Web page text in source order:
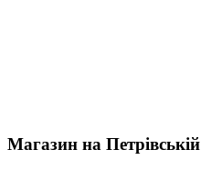
Магазин на Петрівській